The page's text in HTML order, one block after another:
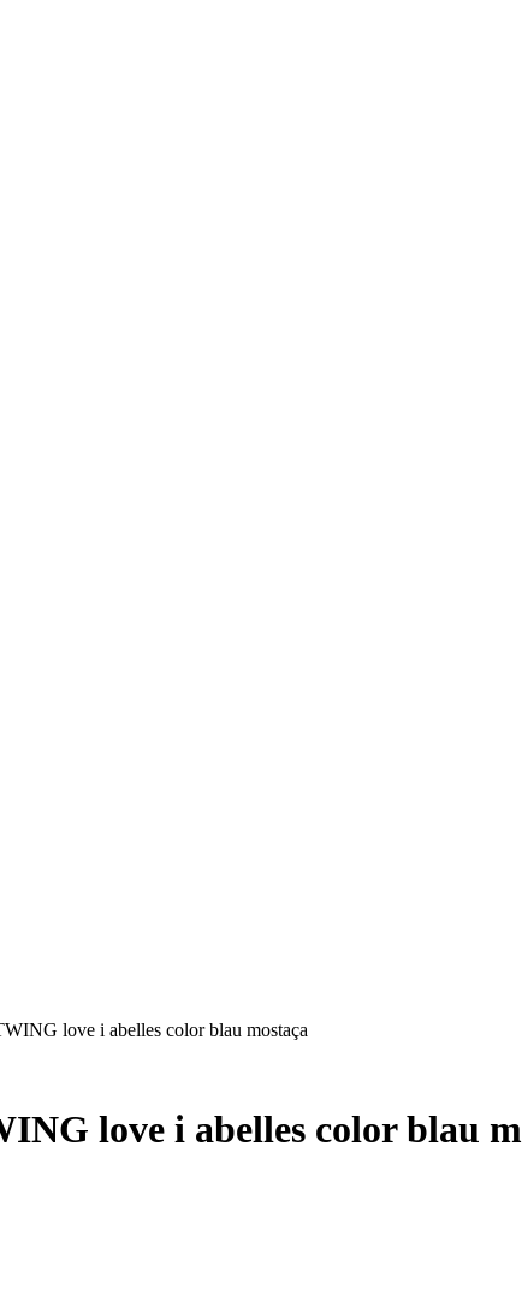
love i abelles color blau mostaça
love i abelles color blau